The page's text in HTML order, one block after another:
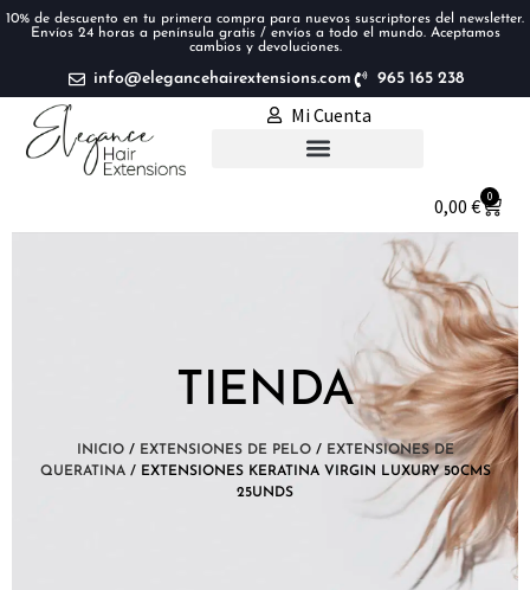
10% de descuento en tu primera compra para nuevos suscriptores del newsletter.
Envíos 24 horas a península gratis / envíos a todo el mundo. Aceptamos
cambios y devoluciones.
info@elegancehairextensions.com 965 165 238
Mi Cuenta
0,00 € 0
TIENDA
INICIO/ EXTENSIONES DE PELO/ EXTENSIONES DE
QUERATINA/ EXTENSIONES KERATINA VIRGIN LUXURY 50CMS
25UNDS